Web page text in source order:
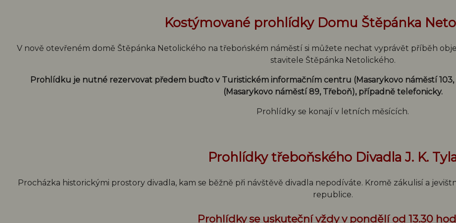
Kostýmované prohlídky Domu Štěpánka
V nově otevřeném domě Štěpánka Netolického na třebońském náměstí si můžete nechat vyprávět příběh
stavitele Štěpánka Netolického.
Prohlídku je nutné rezervovat předem buďto v Turistickém informačním centru (Masarykovo náměstí
(Masarykovo náměstí 89, Třeboň), případně telefonicky.
Prohlídky se konají v letních měsících.
Prohlídky třeboňského Divadla J. K.
Procházka historickými prostory divadla, kam se běžně při návštěvě divadla nepodíváte. Kromě zákulisí a
republice.
Prohlídky se uskuteční vždy v pondělí od 13.30